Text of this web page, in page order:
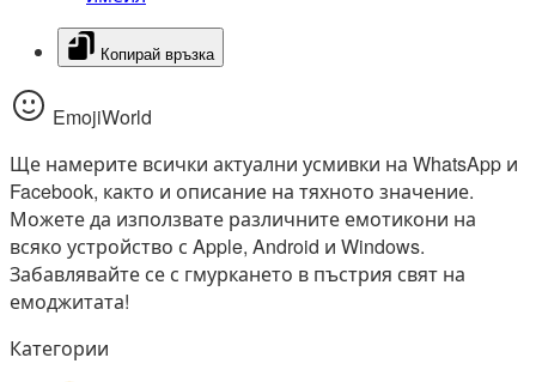
Копирай връзка
EmojiWorld
Ще намерите всички актуални усмивки на WhatsApp и
Facebook, както и описание на тяхното значение.
Можете да използвате различните емотикони на
всяко устройство с Apple, Android и Windows.
Забавлявайте се с гмуркането в пъстрия свят на
емоджитата!
Категории